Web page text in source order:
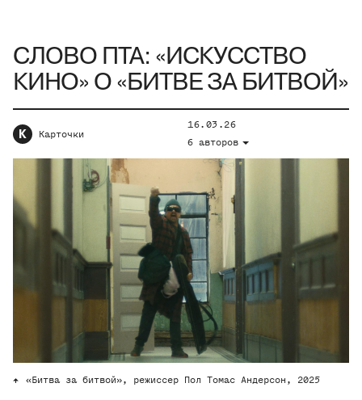
СЛОВО ПТА: «ИСКУССТВО
КИНО» О «БИТВЕ ЗА БИТВОЙ»
К Карточки
16.03.26
6 авторов
«Битва за битвой», режиссер Пол Томас Андерсон, 2025